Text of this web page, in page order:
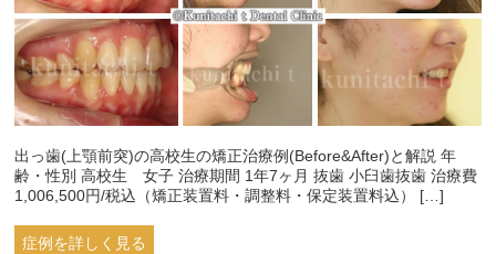
出っ歯(上顎前突)の高校生の矯正治療例(Before&After)と解説 年
齢・性別 高校生 女子 治療期間 1年7ヶ月 抜歯 小臼歯抜歯 治療費
1,006,500円/税込（矯正装置料・調整料・保定装置料込） […]
症例を詳しく見る